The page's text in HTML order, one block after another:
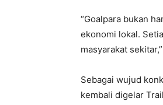
“Goalpara bukan
ekonomi lokal.
masyarakat
Sebagai wujud
kembali digelar